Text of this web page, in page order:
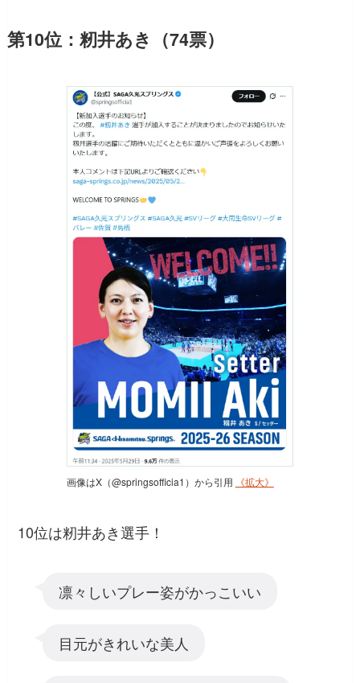
第10位：籾井あき（74票）
画像はX（@springsofficia1）から引用 《拡大》
10位は籾井あき選手！
凛々しいプレー姿がかっこいい
目元がきれいな美人